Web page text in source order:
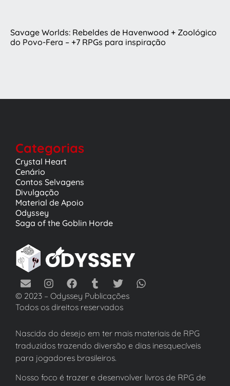
Savage Worlds: Rebeldes de Havenwood + Zoológico
do Povo-Fera – +7 RPGs para inspiração
Categorias
Crystal Heart
Cenário
Contos Selvagens
Divulgação
Material de Apoio
Odyssey
Saga of the Goblin Horde
© 2023 – Odyssey Publicações
Todos os direitos reservados
Nascida do desejo em ter mais materiais de RPG
traduzidos trazendo diversão e dias inesquecíveis
para jogadores brasileiros.
Nosso foco é trazer e desenvolver livros de RPG de